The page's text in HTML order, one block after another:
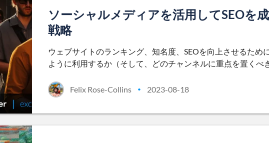
ソーシャルメディアを活用してSEOを
戦略
ウェブサイトのランキング、知名度、SEOを向上させるた
ように利用するか（そして、どのチャンネルに重点を置くべ
Felix Rose-Collins • 2023-08-18